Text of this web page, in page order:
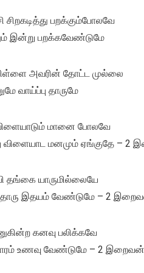
பறக்கும்போலவே
இன்று பறக்கவேண்டுமே
அவரின் தோட்ட முல்லை
வாய்ப்பு தாருமே
விளையாடும் மானை போலவே
விளையாட மனமும் ஏங்குதே – 2
தங்கை யாருமில்லையே
இதயம் வேண்டுமே – 2
கனவு பலிக்கவே
உணவு வேண்டுமே – 2 இறைவன்